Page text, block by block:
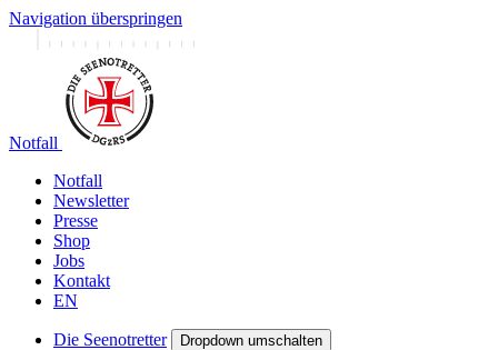
Navigation überspringen
Notfall
Notfall
Newsletter
Presse
Shop
Jobs
Kontakt
EN
Die Seenotretter Dropdown umschalten